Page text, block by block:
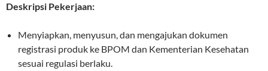
Deskripsi Pekerjaan:
Menyiapkan, menyusun, dan mengajukan dokumen
registrasi produk ke BPOM dan Kementerian Kesehatan
sesuai regulasi berlaku.